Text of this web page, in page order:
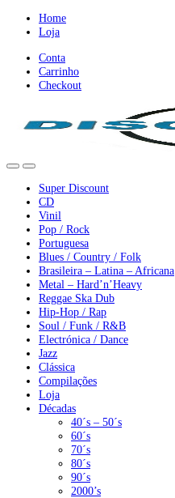
nevegação
conteúdo
Home
Loja
Conta
Carrinho
Checkout
Super Discount
CD
Vinil
Pop / Rock
Portuguesa
Blues / Country / Folk
Brasileira – Latina – Africana
Metal – Hard’n’Heavy
Reggae Ska Dub
Hip-Hop / Rap
Soul / Funk / R&B
Electrónica / Dance
Jazz
Clássica
Compilações
Loja
Décadas
40´s – 50´s
60´s
70´s
80´s
90´s
2000’s